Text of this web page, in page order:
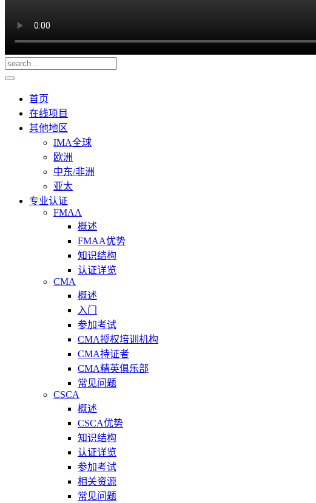
首页
在线项目
其他地区
IMA全球
欧洲
中东/非洲
亚太
专业认证
FMAA
概述
FMAA优势
知识结构
认证详览
CMA
概述
入门
参加考试
CMA授权培训机构
CMA持证者
CMA精英俱乐部
常见问题
CSCA
概述
CSCA优势
知识结构
认证详览
参加考试
相关资源
常见问题